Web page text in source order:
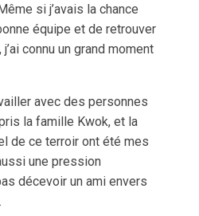
si j’avais la chance
équipe et de retrouver
connu un grand moment
avec des personnes
la famille Kwok, et la
de ce terroir ont été mes
une pression
décevoir un ami envers